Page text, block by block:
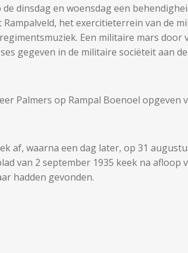
dinsdag en woensdag een
het exercitieterrein van de
Een militaire mars door
gegeven in de militaire sociëteit aan
Palmers op Rampal Boenoel opgeven
af, waarna een dag later, op 31
van 2 september 1935 keek na
hadden gevonden.